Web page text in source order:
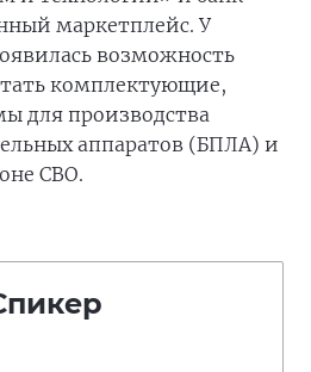
маркетплейс. У
возможность
комплектующие,
для производства
аппаратов (БПЛА) и
СВО.